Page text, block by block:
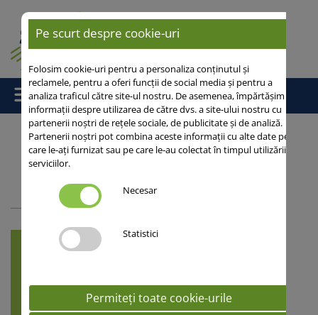
Acasă/Leguminoase/ Soia
Cauta varietati
Alege cultura
Arata varietatile
Pe scurt despre cookie-uri
Folosim cookie-uri pentru a personaliza conținutul și
reclamele, pentru a oferi funcții de social media și pentru a
analiza traficul către site-ul nostru. De asemenea, împărtășim
informații despre utilizarea de către dvs. a site-ului nostru cu
partenerii noștri de rețele sociale, de publicitate și de analiză.
Partenerii noștri pot combina aceste informații cu alte date pe
care le-ați furnizat sau pe care le-au colectat în timpul utilizării
serviciilor.
Necesar
Statistici
Permiteți toate cookie-urile